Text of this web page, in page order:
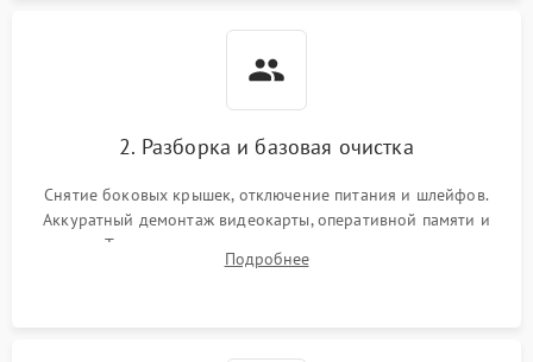
2. Разборка и базовая очистка
Снятие боковых крышек, отключение питания и шлейфов.
Аккуратный демонтаж видеокарты, оперативной памяти и
кулеров. Тщательная очистка корпуса и радиаторов от пыли
с помощью сжатого воздуха для предотвращения
Подробнее